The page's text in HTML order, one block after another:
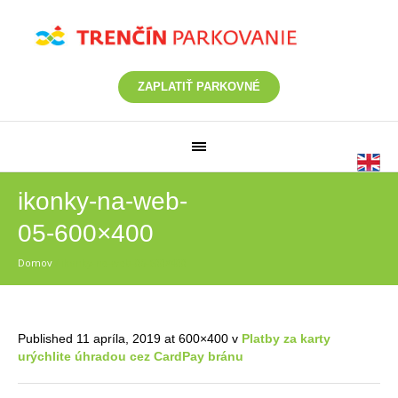
ZAPLATIŤ PARKOVNÉ
ikonky-na-web-
05-600×400
Domov
Published 11 apríla, 2019 at 600×400 v Platby za karty
urýchlite úhradou cez CardPay bránu